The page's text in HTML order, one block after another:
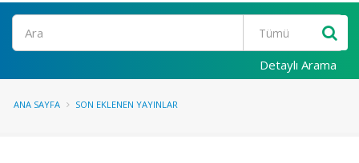
Ara
Detaylı Arama
ANA SAYFA SON EKLENEN YAYINLAR